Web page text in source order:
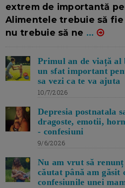
extrem de importantă
Alimentele trebuie să
nu trebuie să ne ...
Primul an de viață al
un sfat important
sa vezi ca te va ajuta
10/7/2026
Depresia postnatala
dragoste, emotii,
- confesiuni
9/6/2026
Nu am vrut să
căutat până am găsit
confesiunile unei